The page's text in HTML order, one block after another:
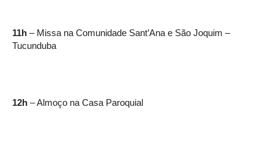
11h – Missa na Comunidade Sant’Ana e São Joquim –
Tucunduba
12h – Almoço na Casa Paroquial